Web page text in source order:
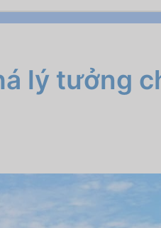
lý tưởng